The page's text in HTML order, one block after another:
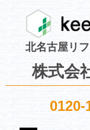
北名古屋リ
株式会
0120-